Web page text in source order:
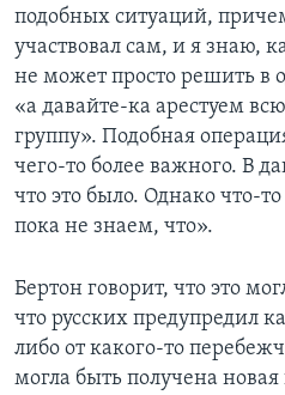
подобных ситуаций,
участвовал сам, и я знаю,
не может просто решить в
«а давайте-ка арестуем
группу». Подобная
чего-то более важного. В
что это было. Однако что-
пока не знаем, что».
Бертон говорит, что это
что русских предупредил
либо от какого-то
могла быть получена